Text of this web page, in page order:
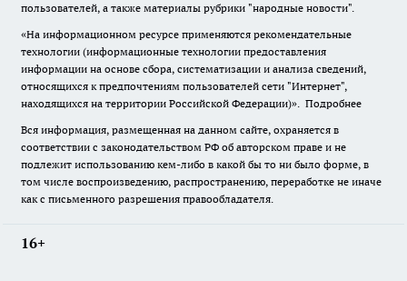
пользователей, а также материалы рубрики "народные новости".
«На информационном ресурсе применяются рекомендательные
технологии (информационные технологии предоставления
информации на основе сбора, систематизации и анализа сведений,
относящихся к предпочтениям пользователей сети "Интернет",
находящихся на территории Российской Федерации)». Подробнее
Вся информация, размещенная на данном сайте, охраняется в
соответствии с законодательством РФ об авторском праве и не
подлежит использованию кем-либо в какой бы то ни было форме, в
том числе воспроизведению, распространению, переработке не иначе
как с письменного разрешения правообладателя.
16+